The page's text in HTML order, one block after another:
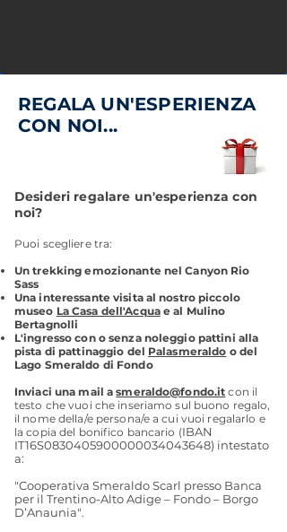
REGALA UN'ESPERIENZA
CON NOI...
Desideri regalare un'esperienza con
noi?
Puoi scegliere tra:
Un trekking emozionante nel Canyon Rio
Sass
Una interessante visita al nostro piccolo
museo La Casa dell'Acquae al Mulino
Bertagnolli
L'ingresso con o senza noleggio pattini alla
pista di pattinaggio del Palasmeraldo o del
Lago Smeraldo di Fondo
Inviaci una mail asmeraldo@fondo.it con il
testo che vuoi che inseriamo sul buono regalo,
il nome della/e persona/e a cui vuoi regalarlo e
la copia del bonifico bancario (IBAN
IT16S0830405900000034043648) intestato
a:
"Cooperativa Smeraldo Scarl presso Banca
per il Trentino-Alto Adige– Fondo – Borgo
D’Anaunia".